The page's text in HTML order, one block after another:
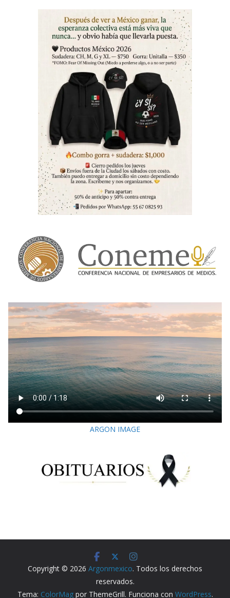
ARGON IMAGE
Copyright © 2026 Argonmexico. Todos los derechos
reservados.
Tema: ColorMagpor ThemeGrill. Funciona con WordPress.